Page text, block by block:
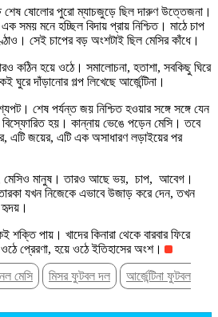
শেষ ষোলোর পুরো ম্যাচজুড়ে ছিল দারুণ উত্তেজনা।
সময় মনে হচ্ছিল বিদায় প্রায় নিশ্চিত। মাঠে চাপ
সেই চাপের বড় অংশটাই ছিল মেসির কাঁধে।
কঠিন হয়ে ওঠে। সমালোচনা, হতাশা, সবকিছু ঘিরে
ঘুরে দাঁড়ানোর গল্প লিখেছে আর্জেন্টিনা।
শেষ পর্যন্ত জয় নিশ্চিত হওয়ার সঙ্গে সঙ্গে যেন
হয়। কান্নায় ভেঙে পড়েন মেসি। তবে
এটি জয়ের, এটি এক অসাধারণ লড়াইয়ের পর
মেসিও মানুষ। তারও আছে ভয়, চাপ, আবেগ।
যখন নিজেকে এভাবে উজাড় করে দেন, তখন
হৃদয়।
শক্তি পায়। খাদের কিনারা থেকে বারবার ফিরে
প্রেরণা, হয়ে ওঠে ইতিহাসের অংশ।
মেসি মিসর ফুটবল দল
আর্জেন্টিনা ফুটবল